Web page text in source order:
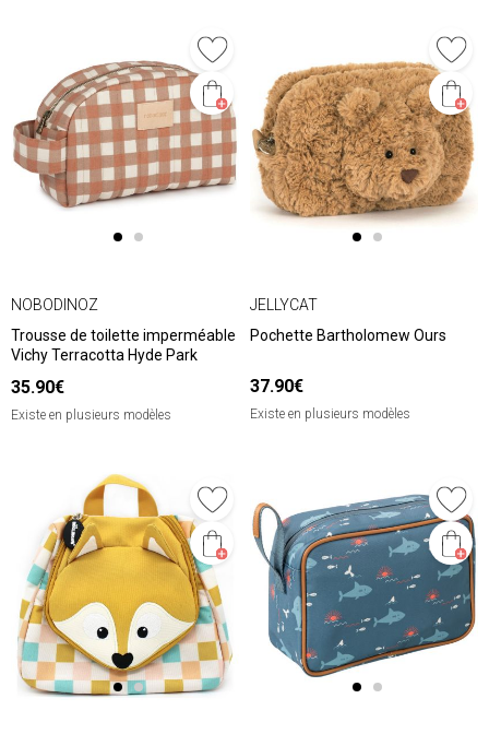
NOBODINOZ
Trousse de toilette imperméable
Vichy Terracotta Hyde Park
35.90€
Existe en plusieurs modèles
JELLYCAT
Pochette Bartholomew Ours
37.90€
Existe en plusieurs modèles